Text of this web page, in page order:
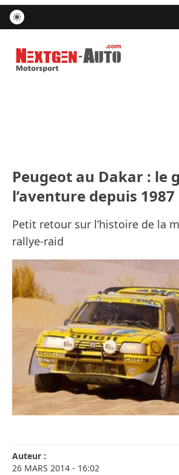
Nextgen-Auto.com
Peugeot au Dakar : le
l’aventure depuis 1987
Petit retour sur l’histoire de la
rallye-raid
Auteur :
26 MARS 2014 - 16:02